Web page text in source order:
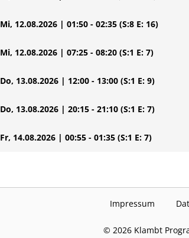
Mi, 12.08.2026 | 01:50 - 02:35 (S:8 E: 16)
Mi, 12.08.2026 | 07:25 - 08:20 (S:1 E: 7)
Do, 13.08.2026 | 12:00 - 13:00 (S:1 E: 9)
Do, 13.08.2026 | 20:15 - 21:10 (S:1 E: 7)
Fr, 14.08.2026 | 00:55 - 01:35 (S:1 E: 7)
Impressum
© 2026 Klambt